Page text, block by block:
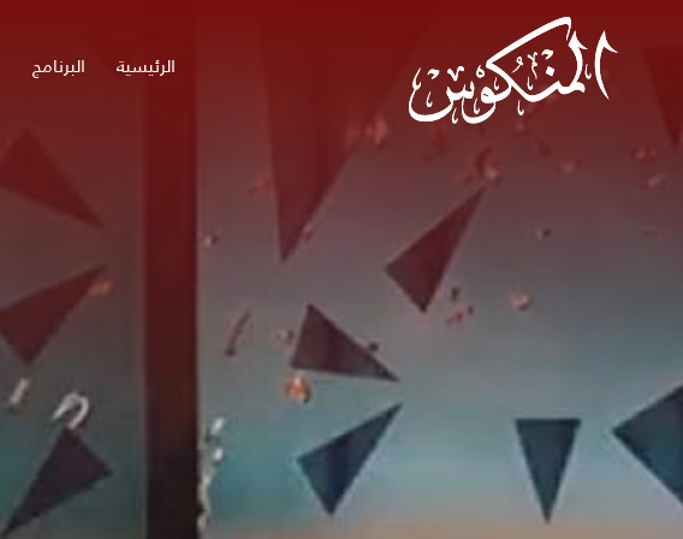
الرئيسية البرنامج